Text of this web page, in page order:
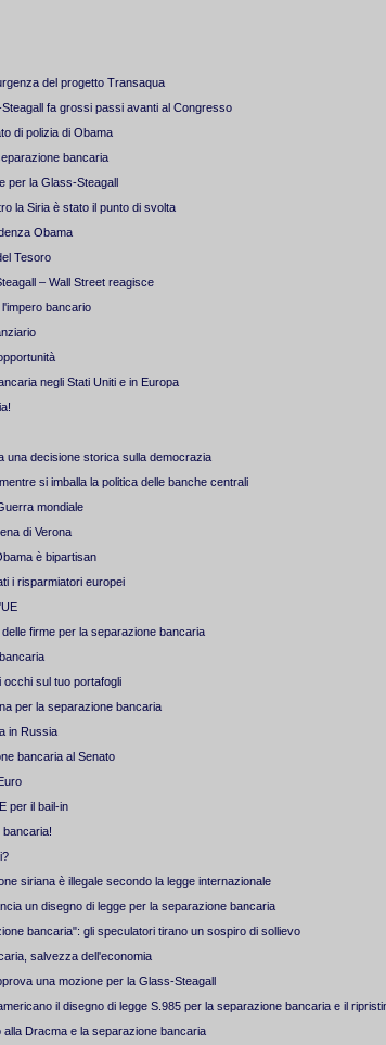
del progetto Transaqua
fa grossi passi avanti al Congresso
di polizia di Obama
bancaria
per la Glass-Steagall
la Siria è stato il punto di svolta
Obama
Tesoro
– Wall Street reagisce
bancario
negli Stati Uniti e in Europa
una decisione storica sulla democrazia
si imballa la politica delle banche centrali
mondiale
di Verona
è bipartisan
i risparmiatori europei
firme per la separazione bancaria
occhi sul tuo portafogli
per la separazione bancaria
in Russia
bancaria al Senato
per il bail-in
bancaria!
siriana è illegale secondo la legge internazionale
un disegno di legge per la separazione bancaria
bancaria": gli speculatori tirano un sospiro di sollievo
salvezza dell'economia
una mozione per la Glass-Steagall
il disegno di legge S.985 per la separazione bancaria e il
Dracma e la separazione bancaria